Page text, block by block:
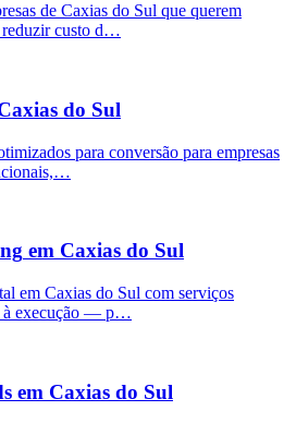
de Caxias do Sul que querem
reduzir custo d…
do Sul
para conversão para empresas
em Caxias do Sul
em Caxias do Sul com serviços
à execução — p…
em Caxias do Sul